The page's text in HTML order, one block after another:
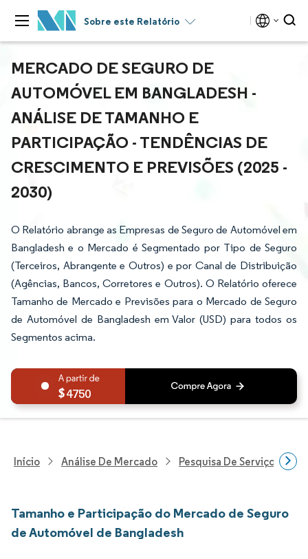
Sobre este Relatório
MERCADO DE SEGURO DE
AUTOMÓVEL EM BANGLADESH -
ANÁLISE DE TAMANHO E
PARTICIPAÇÃO - TENDÊNCIAS DE
CRESCIMENTO E PREVISÕES (2025 -
2030)
O Relatório abrange as Empresas de Seguro de Automóvel em
Bangladesh e o Mercado é Segmentado por Tipo de Seguro
(Terceiros, Abrangente e Outros) e por Canal de Distribuição
(Agências, Bancos, Corretores e Outros). O Relatório oferece
Tamanho de Mercado e Previsões para o Mercado de Seguro
de Automóvel de Bangladesh em Valor (USD) para todos os
Segmentos acima.
4750
Início Análise De Mercado Pesquisa De Serviços
Tamanho e Participação do Mercado de Seguro
de Automóvel de Bangladesh